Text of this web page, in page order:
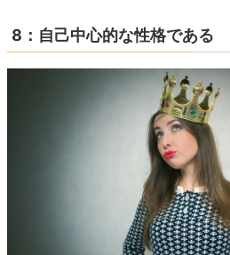
8：自己中心的な性格である